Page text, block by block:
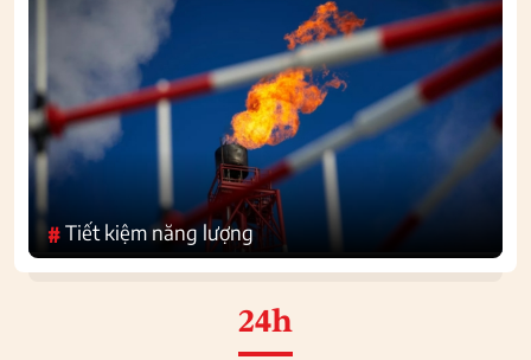
#Tiết kiệm năng lượng
24h